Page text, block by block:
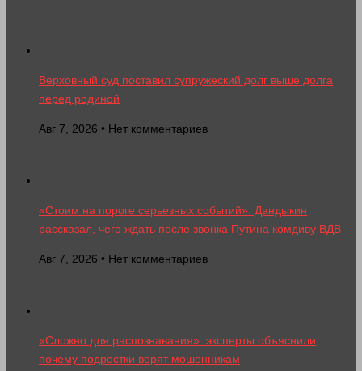
Верховный суд поставил супружеский долг выше долга
перед родиной
Авг 7, 2026 • Нет комментариев
«Стоим на пороге серьезных событий»: Дандыкин
рассказал, чего ждать после звонка Путина комдиву ВДВ
Авг 7, 2026 • Нет комментариев
«Сложно для распознавания»: эксперты объяснили,
почему подростки верят мошенникам